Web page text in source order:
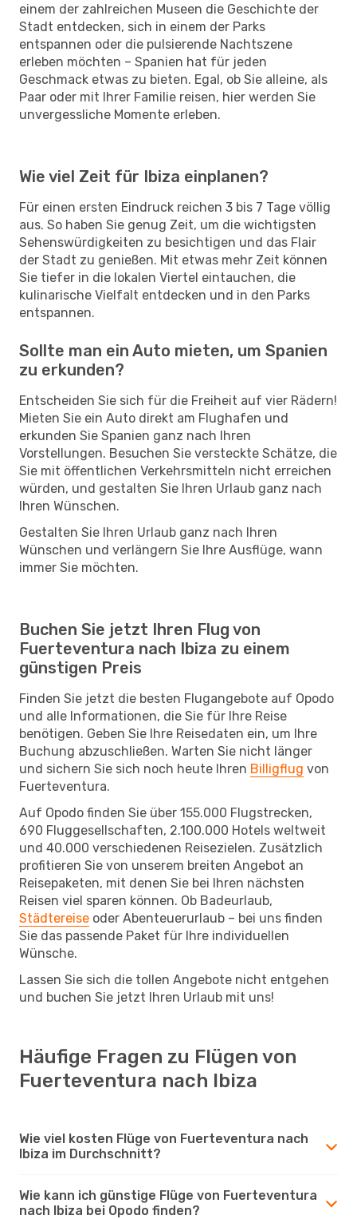
einem der zahlreichen Museen die Geschichte der
Stadt entdecken, sich in einem der Parks
entspannen oder die pulsierende Nachtszene
erleben möchten – Spanien hat für jeden
Geschmack etwas zu bieten. Egal, ob Sie alleine, als
Paar oder mit Ihrer Familie reisen, hier werden Sie
unvergessliche Momente erleben.
Wie viel Zeit für Ibiza einplanen?
Für einen ersten Eindruck reichen 3 bis 7 Tage völlig
aus. So haben Sie genug Zeit, um die wichtigsten
Sehenswürdigkeiten zu besichtigen und das Flair
der Stadt zu genießen. Mit etwas mehr Zeit können
Sie tiefer in die lokalen Viertel eintauchen, die
kulinarische Vielfalt entdecken und in den Parks
entspannen.
Sollte man ein Auto mieten, um Spanien
zu erkunden?
Entscheiden Sie sich für die Freiheit auf vier Rädern!
Mieten Sie ein Auto direkt am Flughafen und
erkunden Sie Spanien ganz nach Ihren
Vorstellungen. Besuchen Sie versteckte Schätze, die
Sie mit öffentlichen Verkehrsmitteln nicht erreichen
würden, und gestalten Sie Ihren Urlaub ganz nach
Ihren Wünschen.
Gestalten Sie Ihren Urlaub ganz nach Ihren
Wünschen und verlängern Sie Ihre Ausflüge, wann
immer Sie möchten.
Buchen Sie jetzt Ihren Flug von
Fuerteventura nach Ibiza zu einem
günstigen Preis
Finden Sie jetzt die besten Flugangebote auf Opodo
und alle Informationen, die Sie für Ihre Reise
benötigen. Geben Sie Ihre Reisedaten ein, um Ihre
Buchung abzuschließen. Warten Sie nicht länger
und sichern Sie sich noch heute Ihren Billigflug von
Fuerteventura.
Auf Opodo finden Sie über 155.000 Flugstrecken,
690 Fluggesellschaften, 2.100.000 Hotels weltweit
und 40.000 verschiedenen Reisezielen. Zusätzlich
profitieren Sie von unserem breiten Angebot an
Reisepaketen, mit denen Sie bei Ihren nächsten
Reisen viel sparen können. Ob Badeurlaub,
Städtereise oder Abenteuerurlaub – bei uns finden
Sie das passende Paket für Ihre individuellen
Wünsche.
Lassen Sie sich die tollen Angebote nicht entgehen
und buchen Sie jetzt Ihren Urlaub mit uns!
Häufige Fragen zu Flügen von
Fuerteventura nach Ibiza
Wie viel kosten Flüge von Fuerteventura nach
Ibiza im Durchschnitt?
Wie kann ich günstige Flüge von Fuerteventura
nach Ibiza bei Opodo finden?